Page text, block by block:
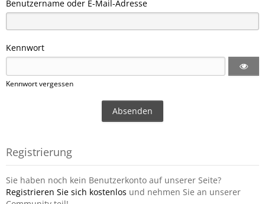
Benutzername oder E-Mail-Adresse
Kennwort
Kennwort vergessen
Registrierung
Sie haben noch kein Benutzerkonto auf unserer Seite?
Registrieren Sie sich kostenlos und nehmen Sie an unserer